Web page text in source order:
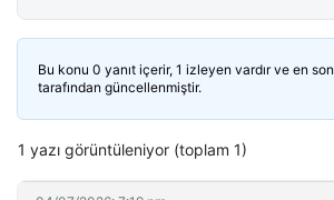
Bu konu 0 yanıt içerir, 1 izleyen vardır ve en son
tarafından güncellenmiştir.
1 yazı görüntüleniyor (toplam 1)